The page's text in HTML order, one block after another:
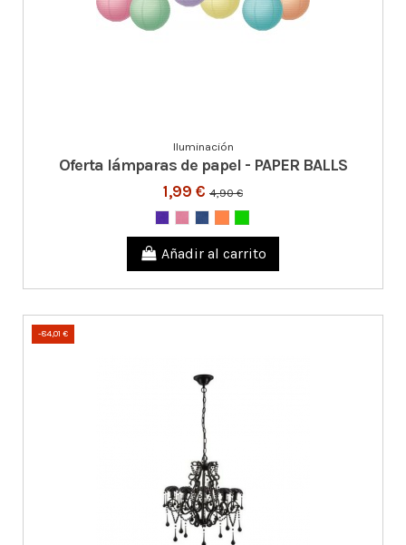
Iluminación
Oferta lámparas de papel - PAPER BALLS
1,99 € 4,90 €
Añadir al carrito
-84,01 €